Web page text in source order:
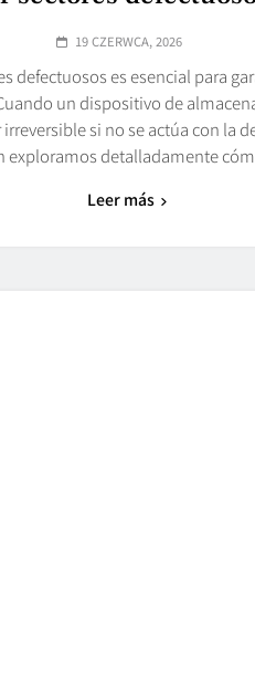
19 CZERWCA, 2026
defectuosos es esencial para
un dispositivo de
si no se actúa con la
exploramos detalladamente
Leer más